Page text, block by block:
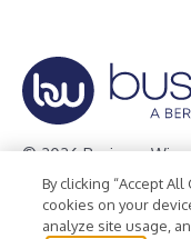
© 2026 Business Wire,
Privacy Policy
Terms of Use
Legal
By clicking “Accept
cookies on your
analyze site usage,